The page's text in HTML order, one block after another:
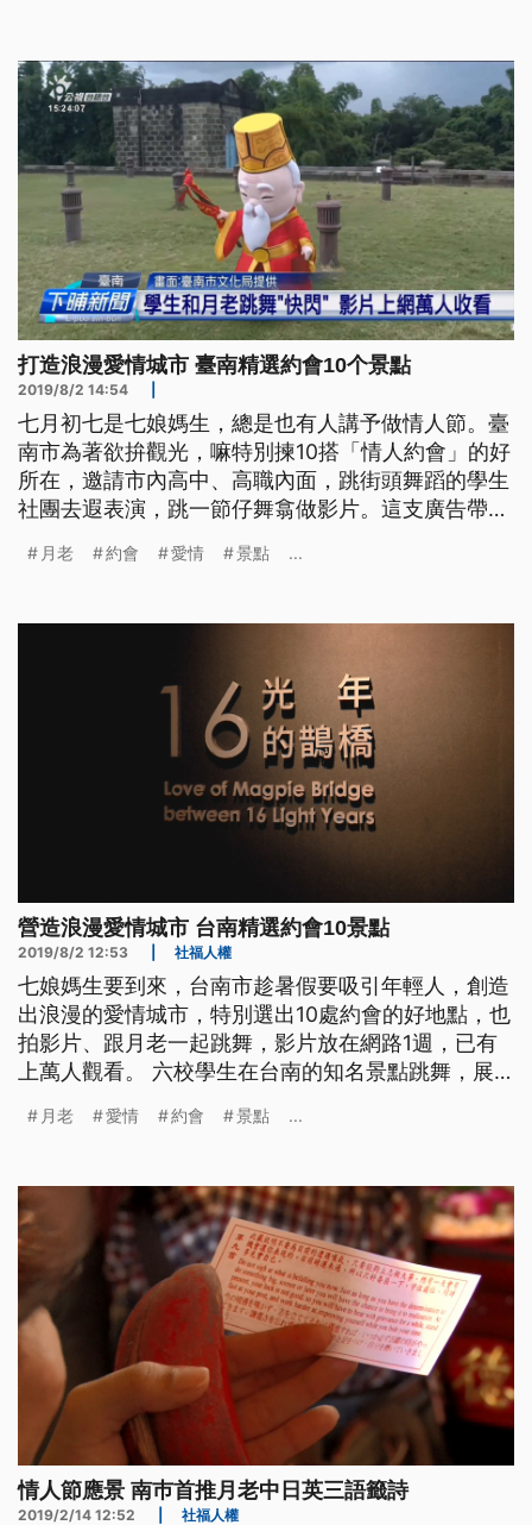
打造浪漫愛情城市 臺南精選約會10个景點
2019/8/2 14:54
七月初七是七娘媽生，總是也有人講予做情人節。臺
南市為著欲拚觀光，嘛特別揀10搭「情人約會」的好
所在，邀請市內高中、高職內面，跳街頭舞蹈的學生
社團去遐表演，跳一節仔舞翕做影片。這支廣告帶囥
市政府嘛加強宣傳臺南市內面，拜月下老人的大廟，
个浪漫的好節日。 六校學生在台南的知名景點跳
月老 約會 愛情 景點 ...
營造浪漫愛情城市 台南精選約會10景點
2019/8/2 12:53 社福人權
七娘媽生要到來，台南市趁暑假要吸引年輕人，創造
出浪漫的愛情城市，特別選出10處約會的好地點，也
拍影片、跟月老一起跳舞，影片放在網路1週，已有
上萬人觀看。 六校學生在台南的知名景點跳舞，展
是配合台南舉辦的七夕愛情嘉年華，拍攝宣傳影片，
林士民說：「其實也結合6所的高中院校來去搭配，
最主要希望透過年輕人街舞這樣的
月老 愛情 約會 景點 ...
情人節應景 南巿首推月老中日英三語籤詩
2019/2/14 12:52 社福人權